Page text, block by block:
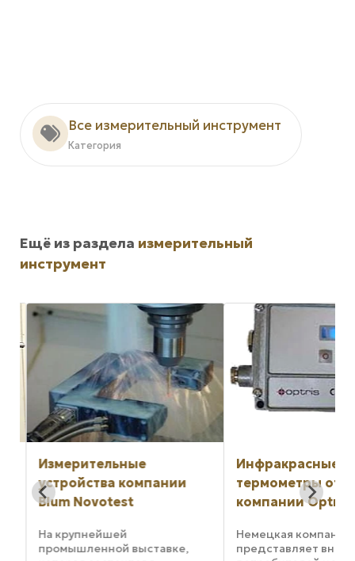
Все измерительный инструмент
Категория
Ещё из раздела измерительный
инструмент
Измерительные
устройства компании
Blum Novotest
На крупнейшей
промышленной выставке,
Инфракрасные
термометры от
компании Optris
Немецкая компания
представляет